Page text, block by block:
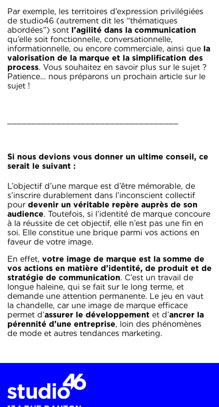
Par exemple, les territoires d’expression privilégiées
de studio46 (autrement dit les “thématiques
abordées”) sont l’agilité dans la communication
qu’elle soit fonctionnelle, conversationnelle,
informationnelle, ou encore commerciale, ainsi que la
valorisation de la marque et la simplification des
process. Vous souhaitez en savoir plus sur le sujet ?
Patience… nous préparons un prochain article sur le
sujet !
Si nous devions vous donner un ultime conseil, ce
serait le suivant :
L’objectif d’une marque est d’être mémorable, de
s’inscrire durablement dans l’inconscient collectif
pour devenir un véritable repère auprès de son
audience. Toutefois, si l’identité de marque concoure
à la réussite de cet objectif, elle n’est pas une fin en
soi. Elle constitue une brique parmi vos actions en
faveur de votre image.
En effet, votre image de marque est la somme de
vos actions en matière d’identité, de produit et de
stratégie de communication. C’est un travail de
longue haleine, qui se fait sur le long terme, et
demande une attention permanente. Le jeu en vaut
la chandelle, car une image de marque efficace
permet d’assurer le développement et d’ancrer la
pérennité d’une entreprise, loin des phénomènes
de mode et autres tendances marketing.